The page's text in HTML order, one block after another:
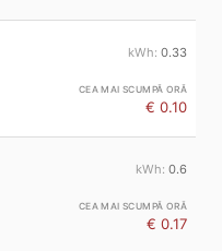
0.33
€ 0.10
0.6
€ 0.17